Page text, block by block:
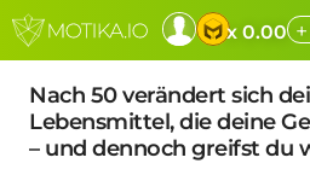
x 0.00 +
Nach 50 verändert sich
Lebensmittel, die deine
– und dennoch greifst du